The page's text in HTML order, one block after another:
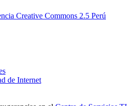
Creative Commons 2.5 Perú
de Internet